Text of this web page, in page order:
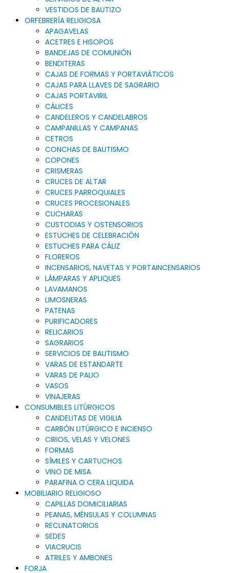
VESTIDOS DE BAUTIZO
ORFEBRERÍA RELIGIOSA
APAGAVELAS
ACETRES E HISOPOS
BANDEJAS DE COMUNIÓN
BENDITERAS
CAJAS DE FORMAS Y PORTAVIÁTICOS
CAJAS PARA LLAVES DE SAGRARIO
CAJAS PORTAVIRIL
CÁLICES
CANDELEROS Y CANDELABROS
CAMPANILLAS Y CAMPANAS
CETROS
CONCHAS DE BAUTISMO
COPONES
CRISMERAS
CRUCES DE ALTAR
CRUCES PARROQUIALES
CRUCES PROCESIONALES
CUCHARAS
CUSTODIAS Y OSTENSORIOS
ESTUCHES DE CELEBRACIÓN
ESTUCHES PARA CÁLIZ
FLOREROS
INCENSARIOS, NAVETAS Y PORTAINCENSARIOS
LÁMPARAS Y APLIQUES
LAVAMANOS
LIMOSNERAS
PATENAS
PURIFICADORES
RELICARIOS
SAGRARIOS
SERVICIOS DE BAUTISMO
VARAS DE ESTANDARTE
VARAS DE PALIO
VASOS
VINAJERAS
CONSUMIBLES LITÚRGICOS
CANDELITAS DE VIGILIA
CARBÓN LITÚRGICO E INCIENSO
CIRIOS, VELAS Y VELONES
FORMAS
SÍMILES Y CARTUCHOS
VINO DE MISA
PARAFINA O CERA LIQUIDA
MOBILIARIO RELIGIOSO
CAPILLAS DOMICILIARIAS
PEANAS, MÉNSULAS Y COLUMNAS
RECLINATORIOS
SEDES
VIACRUCIS
ATRILES Y AMBONES
FORJA